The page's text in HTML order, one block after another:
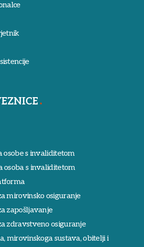
osobe s invaliditetom
osoba s invaliditetom
mirovinsko osiguranje
zapošljavanje
zdravstveno osiguranje
mirovinskoga sustava, obitelji i